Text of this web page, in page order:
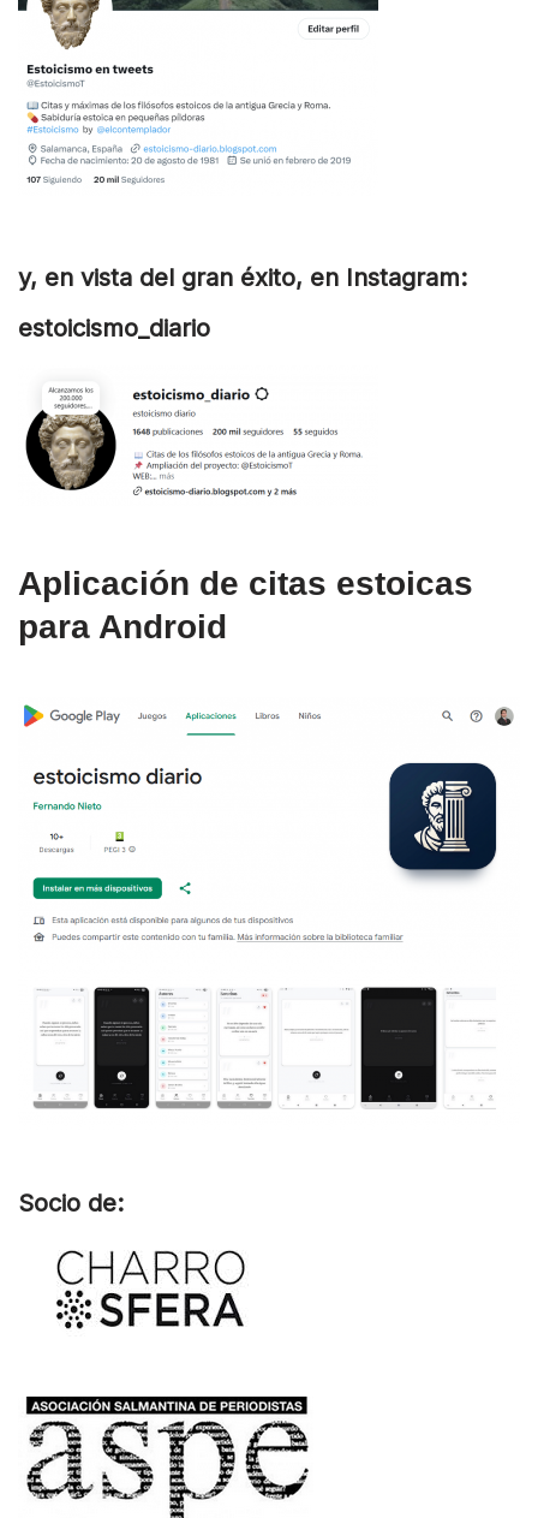
y, en vista del gran éxito, en Instagram:
estoicismo_diario
Aplicación de citas estoicas
para Android
Socio de: